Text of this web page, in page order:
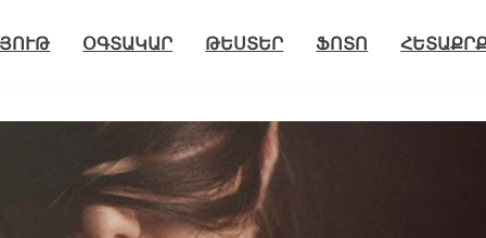
ՕԳՏԱԿԱՐ ԹԵՍՏԵՐ ՖՈՏՈ